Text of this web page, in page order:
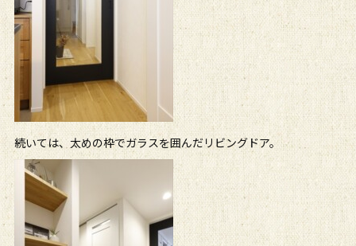
続いては、太めの枠でガラスを囲んだリビングドア。